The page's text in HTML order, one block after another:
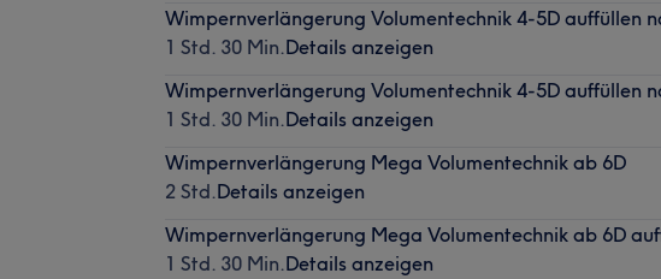
Wimpernverlängerung Volumentechnik 4-5D auffüllen
1 Std. 30 Min.Details anzeigen
Wimpernverlängerung Volumentechnik 4-5D auffüllen
1 Std. 30 Min.Details anzeigen
Wimpernverlängerung Mega Volumentechnik ab 6D
2 Std.Details anzeigen
Wimpernverlängerung Mega Volumentechnik ab 6D
1 Std. 30 Min.Details anzeigen